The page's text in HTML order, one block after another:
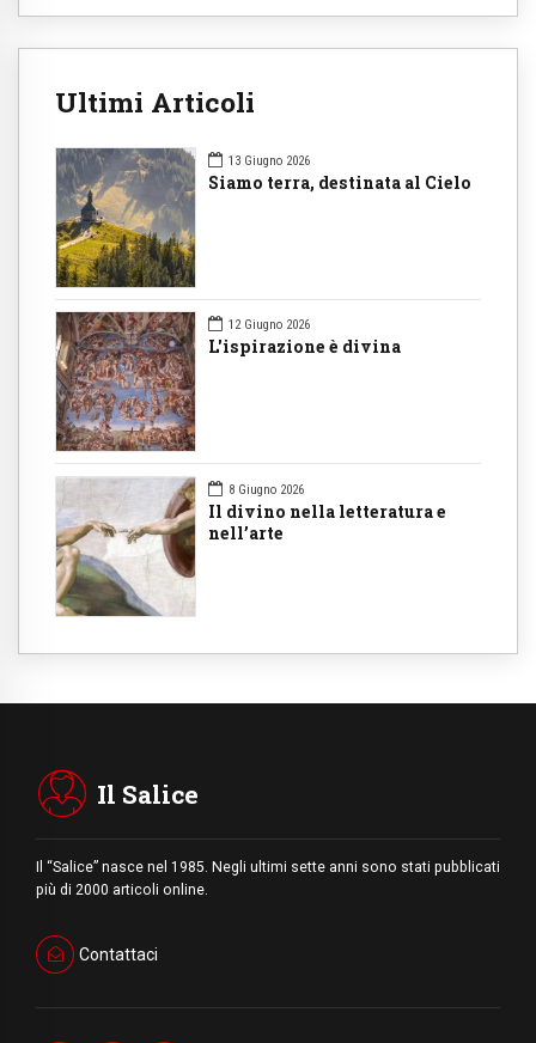
Ultimi Articoli
13 Giugno 2026
Siamo terra, destinata al Cielo
12 Giugno 2026
L'ispirazione è divina
8 Giugno 2026
Il divino nella letteratura e
nell’arte
Il Salice
Il “Salice” nasce nel 1985. Negli ultimi sette anni sono stati pubblicati
più di 2000 articoli online.
Contattaci